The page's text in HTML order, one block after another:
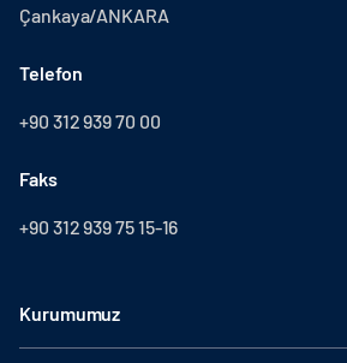
Çankaya/ANKARA
Telefon
+90 312 939 70 00
Faks
+90 312 939 75 15-16
Kurumumuz